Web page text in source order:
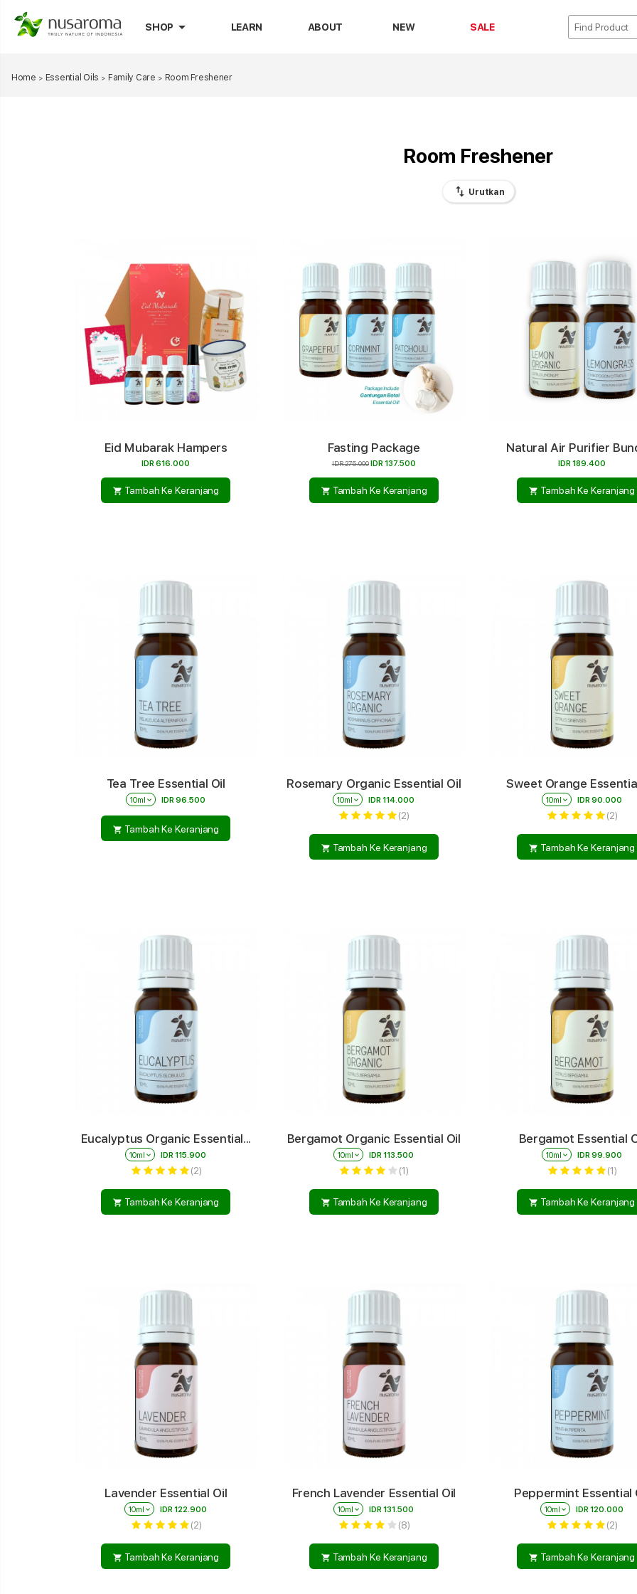
SHOP arrow_drop_down LEARN ABOUT NEW SALE
Home Essential Oils Family Care Room Freshener
Room Freshener
swap_vert Urutkan
Eid Mubarak Hampers
IDR 616.000
Tambah Ke Keranjang
Fasting Package
IDR 275.000IDR 137.500
Tambah Ke Keranjang
Natural Air Purifier
IDR 189.400
Tambah Ke Keranjang
Tea Tree Essential Oil
10ml keyboard_arrow_down IDR 96.500
Tambah Ke Keranjang
Rosemary Organic Essential Oil
10ml keyboard_arrow_down IDR 114.000
(2)
Tambah Ke Keranjang
Sweet Orange
10ml keyboard_arrow_down IDR 90.000
(2)
Tambah Ke Keranjang
Eucalyptus Organic Essential...
10ml keyboard_arrow_down IDR 115.900
(2)
Tambah Ke Keranjang
Bergamot Organic Essential Oil
10ml keyboard_arrow_down IDR 113.500
(1)
Tambah Ke Keranjang
Bergamot Essential
10mlkeyboard_arrow_down IDR 99.900
(1)
Tambah Ke Keranjang
Lavender Essential Oil
10ml keyboard_arrow_down IDR 122.900
(2)
Tambah Ke Keranjang
French Lavender Essential Oil
10ml keyboard_arrow_down IDR 131.500
(8)
Tambah Ke Keranjang
Peppermint Essential
10ml keyboard_arrow_down IDR 120.000
(2)
Tambah Ke Keranjang